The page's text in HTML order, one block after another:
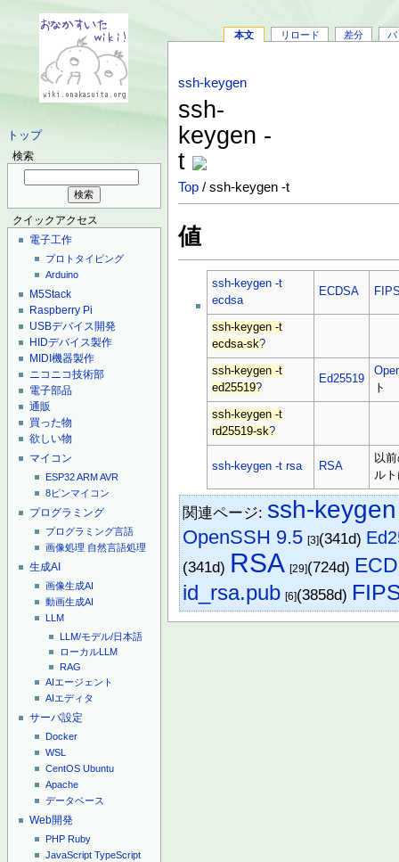
トップ
検索
クイックアクセス
電子工作
プロトタイピング
Arduino
M5Stack
Raspberry Pi
USBデバイス開発
HIDデバイス製作
MIDI機器製作
ニコニコ技術部
電子部品
通販
買った物
欲しい物
マイコン
ESP32ARMAVR
8ピンマイコン
プログラミング
プログラミング言語
画像処理 自然言語処理
生成AI
画像生成AI
動画生成AI
LLM
LLM/モデル/日本語
ローカルLLM
RAG
AIエージェント
AIエディタ
サーバ設定
Docker
WSL
CentOS Ubuntu
Apache
データベース
Web開発
PHP Ruby
JavaScript TypeScript
本文 リロード 差分 バ
ssh-keygen
ssh-
keygen -
t
Top / ssh-keygen -t
値
ssh-keygen -t
ecdsa
ECDSA
ssh-keygen -t
ecdsa-sk?
ssh-keygen -t
ed25519?
Ed25519
ト
ssh-keygen -t
rd25519-sk?
ssh-keygen -t rsa RSA
以
ル
関連ページ: ssh-keygen
OpenSSH 9.5 [3](341d)
(341d) RSA [29](724d)
id_rsa.pub [6](3858d)